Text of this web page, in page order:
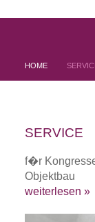
HOME
SERVICE
f�r
Objektbau
weiterlesen »